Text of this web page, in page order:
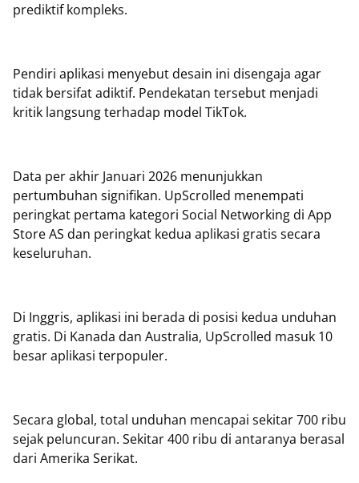
prediktif kompleks.
Pendiri aplikasi menyebut desain ini disengaja agar
tidak bersifat adiktif. Pendekatan tersebut menjadi
kritik langsung terhadap model TikTok.
Data per akhir Januari 2026 menunjukkan
pertumbuhan signifikan. UpScrolled menempati
peringkat pertama kategori Social Networking di App
Store AS dan peringkat kedua aplikasi gratis secara
keseluruhan.
Di Inggris, aplikasi ini berada di posisi kedua unduhan
gratis. Di Kanada dan Australia, UpScrolled masuk 10
besar aplikasi terpopuler.
Secara global, total unduhan mencapai sekitar 700 ribu
sejak peluncuran. Sekitar 400 ribu di antaranya berasal
dari Amerika Serikat.